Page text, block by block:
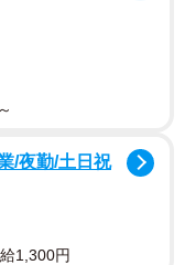
湖で行われた。テ
目を奪われるボデ
ンジェリー、さら
4000円。
2月1日生まれ。滋
て活動後、15年に
/夜勤/土日祝
1,300円